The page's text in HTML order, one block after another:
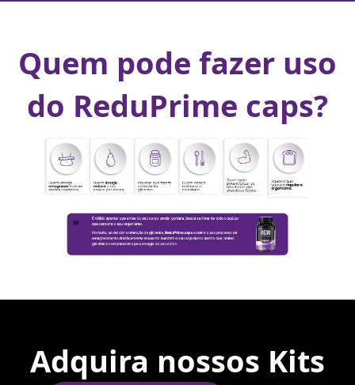
Quem pode fazer uso
do ReduPrime caps?
Adquira nossos Kits